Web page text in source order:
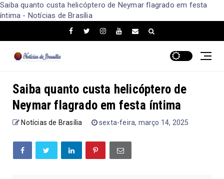
Saiba quanto custa helicóptero de Neymar flagrado em festa
íntima - Notícias de Brasília
Saiba quanto custa helicóptero de
Neymar flagrado em festa íntima
Notícias de Brasília sexta-feira, março 14, 2025